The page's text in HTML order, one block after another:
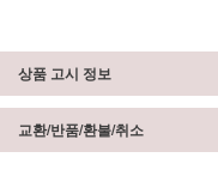
상품 고시 정보
교환/반품/환불/취소